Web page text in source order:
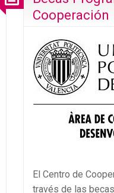
Cooperación
El Centro de
través de las